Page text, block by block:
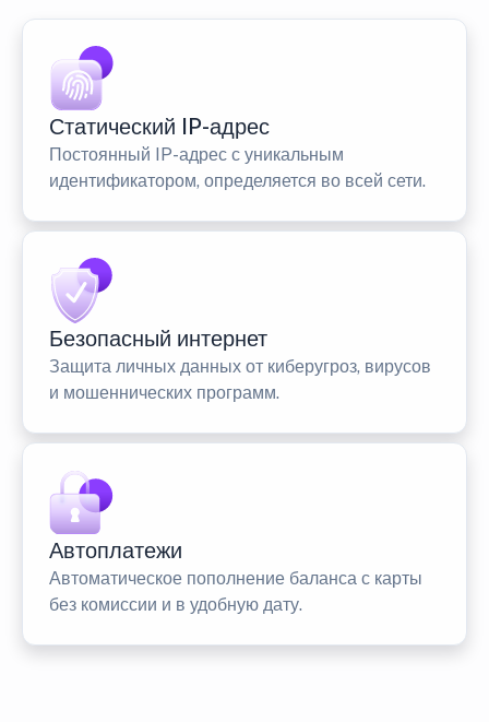
Статический IP-адрес
Постоянный IP-адрес с уникальным
идентификатором, определяется во всей сети.
Безопасный интернет
Защита личных данных от киберугроз, вирусов
и мошеннических программ.
Автоплатежи
Автоматическое пополнение баланса с карты
без комиссии и в удобную дату.